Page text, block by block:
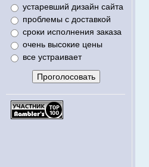
устаревший дизайн сайта
проблемы с доставкой
сроки исполнения заказа
очень высокие цены
все устраивает